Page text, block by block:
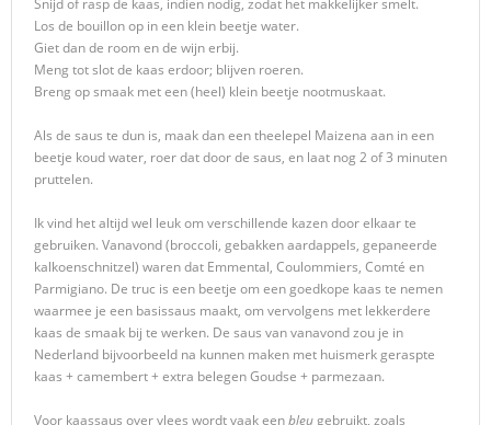
Snijd of rasp de kaas, indien nodig, zodat het makkelijker smelt.
Los de bouillon op in een klein beetje water.
Giet dan de room en de wijn erbij.
Meng tot slot de kaas erdoor; blijven roeren.
Breng op smaak met een (heel) klein beetje nootmuskaat.
Als de saus te dun is, maak dan een theelepel Maizena aan in een
beetje koud water, roer dat door de saus, en laat nog 2 of 3 minuten
pruttelen.
Ik vind het altijd wel leuk om verschillende kazen door elkaar te
gebruiken. Vanavond (broccoli, gebakken aardappels, gepaneerde
kalkoenschnitzel) waren dat Emmental, Coulommiers, Comté en
Parmigiano. De truc is een beetje om een goedkope kaas te nemen
waarmee je een basissaus maakt, om vervolgens met lekkerdere
kaas de smaak bij te werken. De saus van vanavond zou je in
Nederland bijvoorbeeld na kunnen maken met huismerk geraspte
kaas + camembert + extra belegen Goudse + parmezaan.
Voor kaassaus over vlees wordt vaak eenbleu gebruikt, zoals